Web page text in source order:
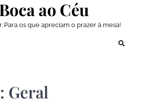
ao Céu
Para os que apreciam o prazer à mesa!
Geral